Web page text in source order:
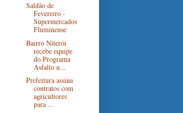
Saldão de
Fevereiro -
Supermercados
Fluminense
Bairro Niterói
recebe equipe
do Programa
Asfalto n...
Prefeitura assina
contratos com
agricultores
para ...